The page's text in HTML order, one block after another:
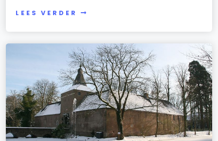
LEES VERDER